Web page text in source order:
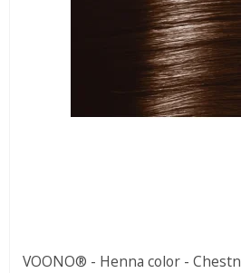
VOONO® - Henna color -